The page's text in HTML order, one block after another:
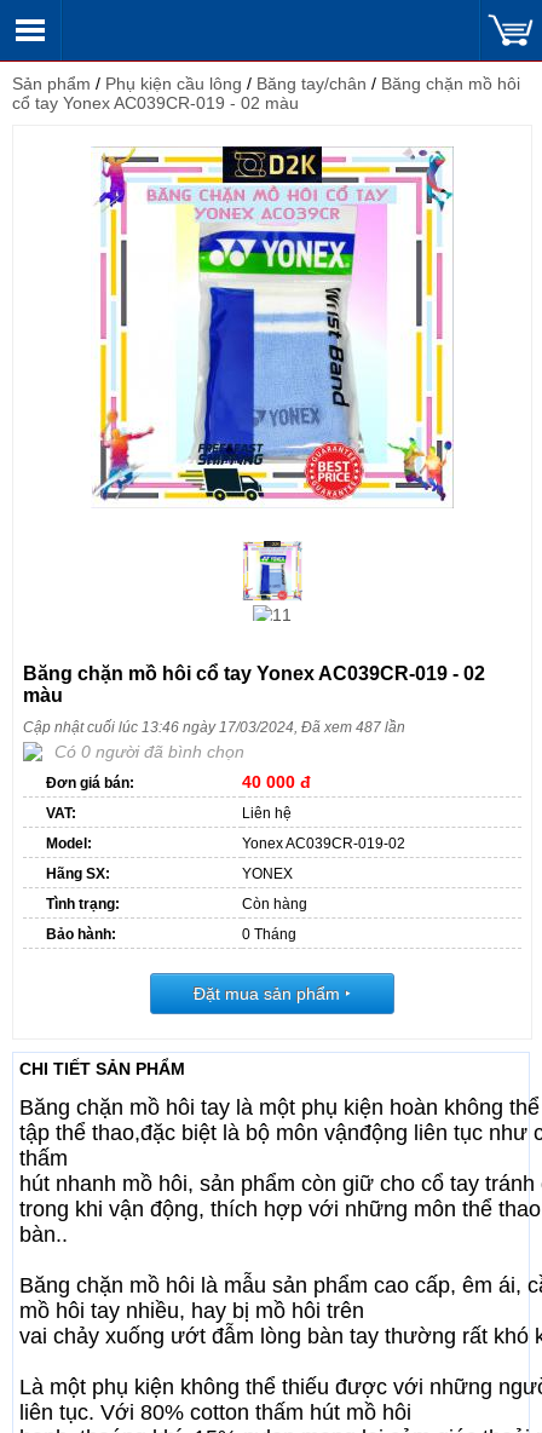
Sản phẩm / Phụ kiện cầu lông / Băng tay/chân / Băng chặn mồ hôi
cổ tay Yonex AC039CR-019 - 02 màu
Băng chặn mồ hôi cổ tay Yonex AC039CR-019 - 02
màu
Cập nhật cuối lúc 13:46 ngày 17/03/2024, Đã xem 487 lần
Có 0 người đã bình chọn
Đơn giá bán: 40 000 đ
VAT:
Liên hệ
Model:
Yonex AC039CR-019-02
Hãng SX:
YONEX
Tình trạng:
Còn hàng
Bảo hành:
0 Tháng
Đặt mua sản phẩm ‣
CHI TIẾT SẢN PHẨM
Băng chặn mồ hôi tay là một phụ kiện hoàn không
tập thể thao,đặc biệt là bộ môn vậnđộng liên tục như
thấm
hút nhanh mồ hôi, sản phẩm còn giữ cho cổ tay
trong khi vận động, thích hợp với những môn thể
bàn..
Băng chặn mồ hôi là mẫu sản phẩm cao cấp, êm ái,
mồ hôi tay nhiều, hay bị mồ hôi trên
vai chảy xuống ướt đẫm lòng bàn tay thường rất khó
Là một phụ kiện không thể thiếu được với những
liên tục. Với 80% cotton thấm hút mồ hôi